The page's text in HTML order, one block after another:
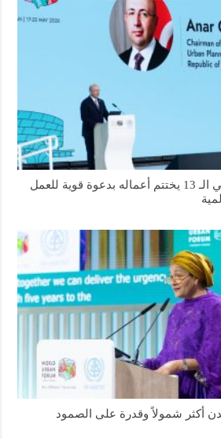
المنتدى الحضري العالمي الـ 13 يختتم أعماله بدعوة قوية للعمل
أكثر شمولاً وقدرة على الصمود